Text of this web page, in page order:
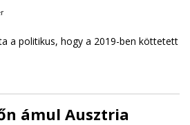
a politikus, hogy a 2019-ben köttetett
ámul Ausztria